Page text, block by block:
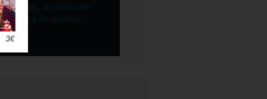
términos, la política de
la política de cookies.